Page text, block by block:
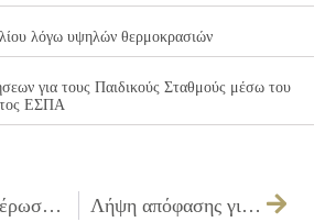
λόγω υψηλών θερμοκρασιών
για τους Παιδικούς Σταθμούς μέσω του
ΕΣΠΑ
Έγκριση καθιέρωσης διαφορετικού ωραρίου και απασχόληση προσωπικού με σχέση εργασίας ιδιωτικού δικαίου ορισμένου χρόνου, πέραν του υποχρεωτικού ωραρίου, κατά τις Κυριακές και εξαιρέσιμες του έτους 2012 Λήψη απόφασης για την πρόσληψη καθηγητών φυσικής αγωγής, με σχέση εργασίας ιδιωτικού δικαίου ορισμένου χρόνου δίμηνης απασχόλησης, με ειδικότητες και εμπειρία για την κάλυψη αναγκών για τα προγράμματα: «ΠΑΙΔΙ ΚΑΙ ΘΑΛΑΣΣΑ» & «ΑΘΛΗΤΙΚΟ ΚΑΜΠ»